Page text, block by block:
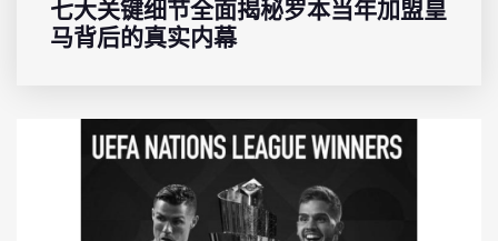
七大关键细节全面揭秘罗本当年加盟皇
马背后的真实内幕